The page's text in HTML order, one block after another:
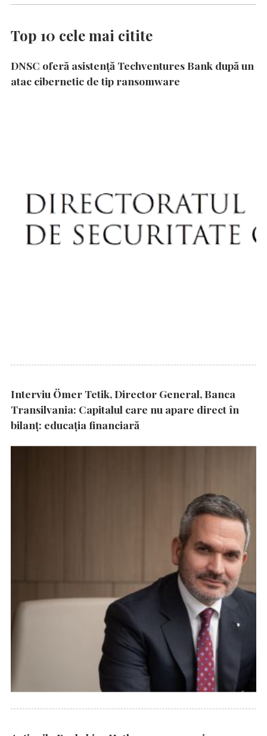
Top 10 cele mai citite
DNSC oferă asistență Techventures Bank după un
atac cibernetic de tip ransomware
Interviu Ömer Tetik, Director General, Banca
Transilvania: Capitalul care nu apare direct în
bilanț: educația financiară